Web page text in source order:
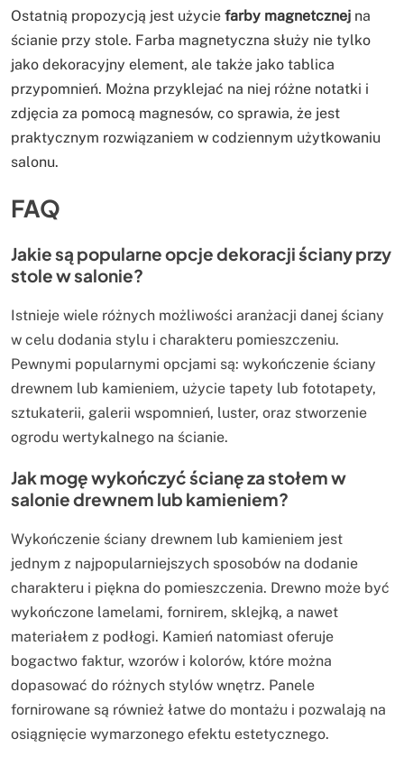
Ostatnią propozycją jest użycie farby magnetcznej na
ścianie przy stole. Farba magnetyczna służy nie tylko
jako dekoracyjny element, ale także jako tablica
przypomnień. Można przyklejać na niej różne notatki i
zdjęcia za pomocą magnesów, co sprawia, że jest
praktycznym rozwiązaniem w codziennym użytkowaniu
salonu.
FAQ
Jakie są popularne opcje dekoracji ściany przy
stole w salonie?
Istnieje wiele różnych możliwości aranżacji danej ściany
w celu dodania stylu i charakteru pomieszczeniu.
Pewnymi popularnymi opcjami są: wykończenie ściany
drewnem lub kamieniem, użycie tapety lub fototapety,
sztukaterii, galerii wspomnień, luster, oraz stworzenie
ogrodu wertykalnego na ścianie.
Jak mogę wykończyć ścianę za stołem w
salonie drewnem lub kamieniem?
Wykończenie ściany drewnem lub kamieniem jest
jednym z najpopularniejszych sposobów na dodanie
charakteru i piękna do pomieszczenia. Drewno może być
wykończone lamelami, fornirem, sklejką, a nawet
materiałem z podłogi. Kamień natomiast oferuje
bogactwo faktur, wzorów i kolorów, które można
dopasować do różnych stylów wnętrz. Panele
fornirowane są również łatwe do montażu i pozwalają na
osiągnięcie wymarzonego efektu estetycznego.